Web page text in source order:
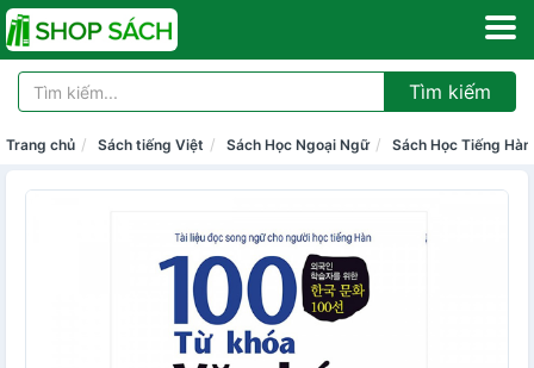
Tìm kiếm
Trang chủ Sách tiếng Việt Sách Học Ngoại Ngữ Sách Học Tiếng Hàn